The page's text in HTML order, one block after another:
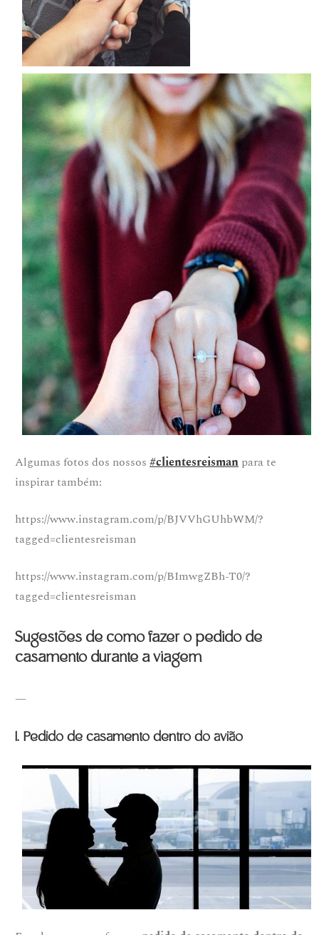
Algumas fotos dos nossos #clientesreisman para te
inspirar também:
https://www.instagram.com/p/BJVVhGUhbWM/?
tagged=clientesreisman
https://www.instagram.com/p/BImwgZBh-T0/?
tagged=clientesreisman
Sugestões de como fazer o pedido de
casamento durante a viagem
—
1. Pedido de casamento dentro do avião